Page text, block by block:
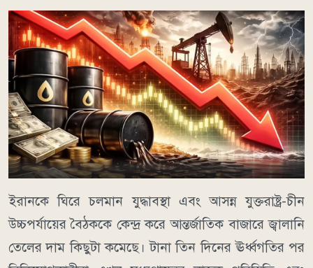
ইরানকে ঘিরে চলমান যুদ্ধাবস্থা এবং আসন্ন যুক্তরাষ্ট্র-চীন
উচ্চপর্যায়ের বৈঠককে কেন্দ্র করে আন্তর্জাতিক বাজারে জ্বালানি
তেলের দাম কিছুটা কমেছে। টানা তিন দিনের ঊর্ধ্বগতির পর